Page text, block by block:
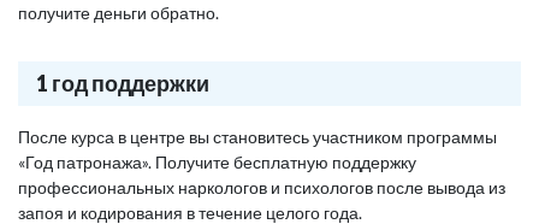
получите деньги обратно.
1 год поддержки
После курса в центре вы становитесь участником программы
«Год патронажа». Получите бесплатную поддержку
профессиональных наркологов и психологов после вывода из
запоя и кодирования в течение целого года.